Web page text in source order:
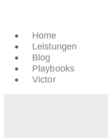
Home
Leistungen
Blog
Playbooks
Victor